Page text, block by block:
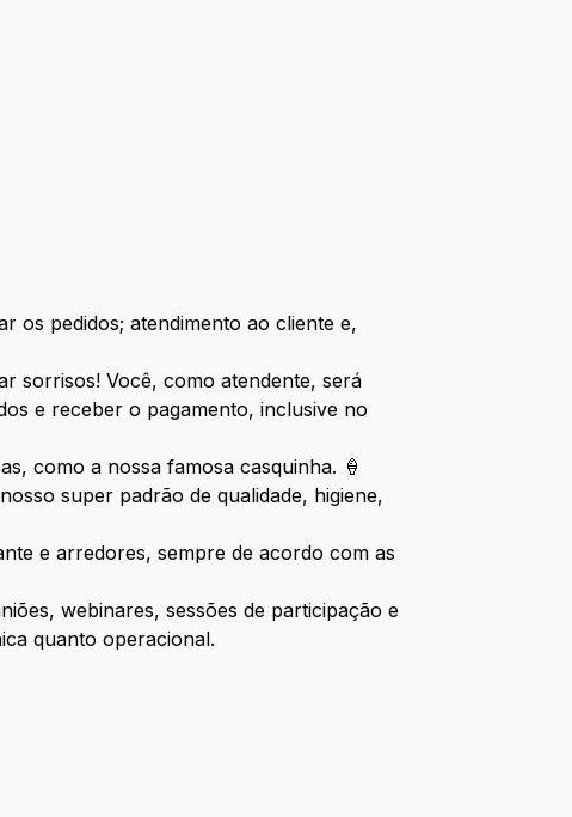
os pedidos; atendimento ao cliente e,
sorrisos! Você, como atendente, será
e receber o pagamento, inclusive no
como a nossa famosa casquinha. 🍦
super padrão de qualidade, higiene,
e arredores, sempre de acordo com as
webinares, sessões de participação e
quanto operacional.